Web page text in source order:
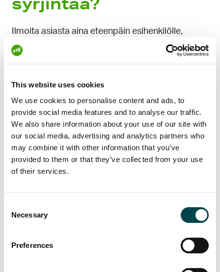
This website uses cookies
We use cookies to personalise content and ads, to
provide social media features and to analyse our traffic.
We also share information about your use of our site with
our social media, advertising and analytics partners who
may combine it with other information that you’ve
provided to them or that they’ve collected from your use
of their services.
Selection
Necessary
Preferences
Ilmoita asiasta aina eteenpäin esihenkilölle,
johdolle tai työsuojeluvaltuutetulle. Kaikki YTK
Työelämän jäsenet voivat myös soittaa
tasa-arvovaltuutetun neuvontapuhelin on kaikille
avoin ja ilmainen.
Mitä ilmoi­tuksesta
tulisi seurata?
Kun asiasta on kertonut eteenpäin, esihenkilön ja
johdon tulisi ottaa asia vakavasti. Epäasiallinen
mahdolliset syrjivät toimenpiteet korjata. Tasa-
hyvitystä, jos on tullut syrjityksi esimerkiksi